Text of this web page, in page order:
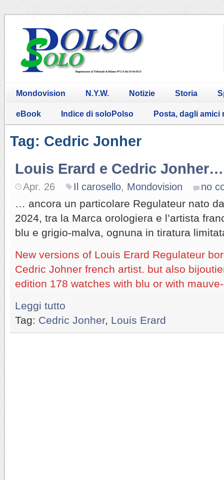
Mondovision N.Y.W. Notizie Storia
eBook Indice di soloPolso Posta, dagli amici
Tag: Cedric Jonher
Louis Erard e Cedric Jonher…
Apr. 26 Il carosello, Mondovision no
… ancora un particolare Regulateur nato
2024, tra la Marca orologiera e l’artista
blu e grigio-malva, ognuna in tiratura
New versions of Louis Erard Regulateur
Cedric Johner french artist. but also
edition 178 watches with blu or with
Leggi tutto
Tag: Cedric Jonher, Louis Erard